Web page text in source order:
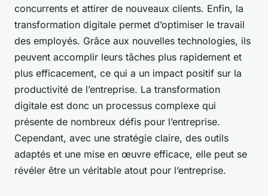
concurrents et attirer de nouveaux clients. Enfin, la
transformation digitale permet d’optimiser le travail
des employés. Grâce aux nouvelles technologies, ils
peuvent accomplir leurs tâches plus rapidement et
plus efficacement, ce qui a un impact positif sur la
productivité de l’entreprise. La transformation
digitale est donc un processus complexe qui
présente de nombreux défis pour l’entreprise.
Cependant, avec une stratégie claire, des outils
adaptés et une mise en œuvre efficace, elle peut se
révéler être un véritable atout pour l’entreprise.